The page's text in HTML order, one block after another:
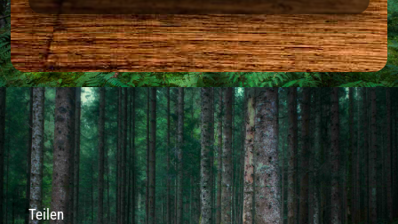
Teilen